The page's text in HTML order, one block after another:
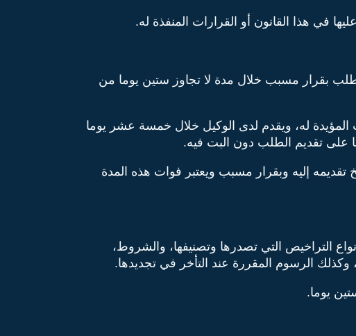
في هذا القانون أو القرارات المنفذة له.
بقرار مسبب خلال مدة لا تجاوز ستين يوما من
المؤيدة له، ويقدم لدى الوكيل خلال خمسة عشر يوما
على تقديم الطلب دون البت فيه.
تقديمه إليه وبقرار مسبب ويعتبر فوات هذه المدة
التراخيص التي تصدرها وتصنيفها، والشروط،
وكذلك الرسوم المقررة عند التأخر في تجديدها.
يوما.